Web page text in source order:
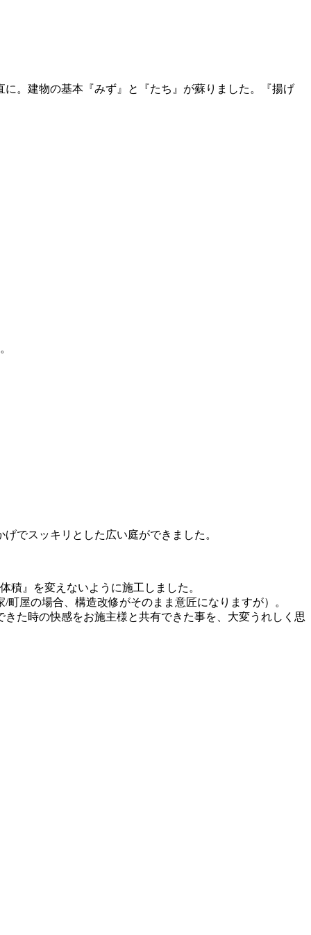
。建物の基本『みず』と『たち』が蘇りました。『揚げ
でスッキリとした広い庭ができました。
』を変えないように施工しました。
屋の場合、構造改修がそのまま意匠になりますが）。
た時の快感をお施主様と共有できた事を、大変うれしく思